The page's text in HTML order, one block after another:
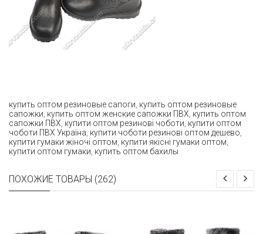
купить оптом резиновые сапоги купить оптом резиновые
сапожки купить оптом женские сапожки ПВХ купить оптом
сапожки ПВХ купити оптом резинові чоботи купити оптом
чоботи ПВХ Україна купити чоботи резинові оптом дешево
купити гумаки жіночі оптом купити якісні гумаки оптом
купити оптом гумаки купить оптом бахилы
ПОХОЖИЕ ТОВАРЫ (262)